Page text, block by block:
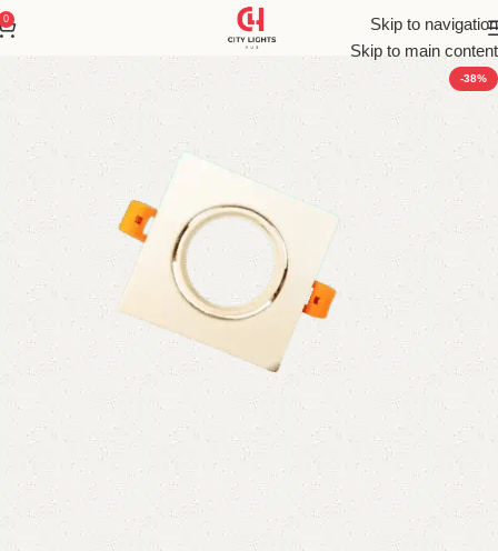
Skip to navigation
Skip to main content
0
-38%